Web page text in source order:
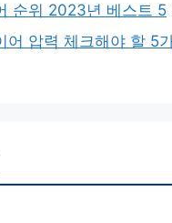
순위 2023년 베스트 5
어 압력 체크해야 할 5